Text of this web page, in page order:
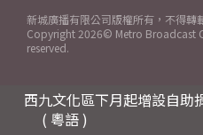
西九文化區下月起增設自助
( 粵語 )
新城廣播有限公司版權所有，不得轉
Copyright 2026© Metro Broadcast
reserved.